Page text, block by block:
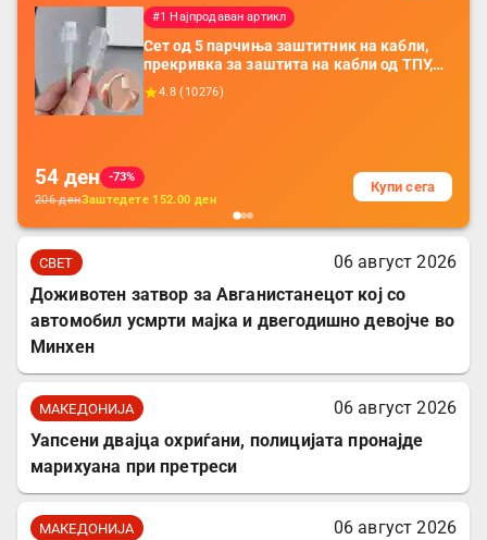
#1 Најпродаван артикл
Сет од 5 парчиња заштитник на кабли,
прекривка за заштита на кабли од ТПУ,
додатоци за заштита на кабли, без
батерија, за мобилни телефони, комплет
4.8 ( 10276)
54 ден
-73%
206денЗаштедете 152.00 ден
Купи сега
СВЕТ
06 август 2026
Доживотен затвор за Авганистанецот кој со
автомобил усмрти мајка и двегодишно девојче во
Минхен
МАКЕДОНИЈА
06 август 2026
Уапсени двајца охриѓани, полицијата пронајде
марихуана при претреси
МАКЕДОНИЈА
06 август 2026